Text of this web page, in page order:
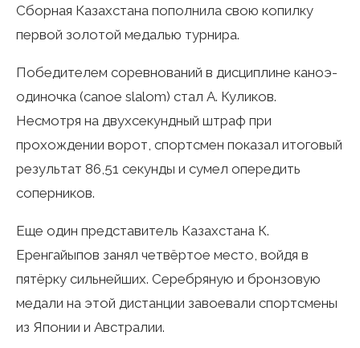
Сборная Казахстана пополнила свою копилку
первой золотой медалью турнира.
Победителем соревнований в дисциплине каноэ-
одиночка (canoe slalom) стал А. Куликов.
Несмотря на двухсекундный штраф при
прохождении ворот, спортсмен показал итоговый
результат 86,51 секунды и сумел опередить
соперников.
Еще один представитель Казахстана К.
Еренгайыпов занял четвёртое место, войдя в
пятёрку сильнейших. Серебряную и бронзовую
медали на этой дистанции завоевали спортсмены
из Японии и Австралии.